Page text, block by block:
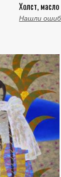
Холст,
Нашли